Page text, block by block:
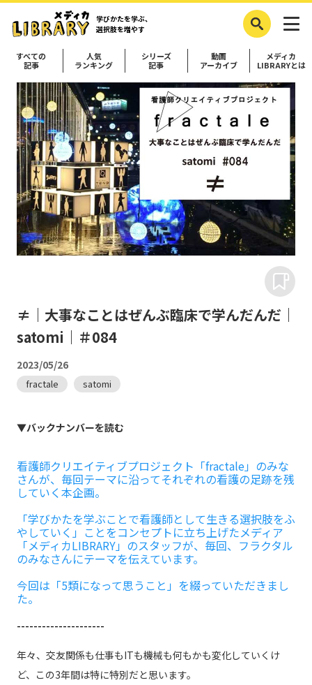
学びかたを学ぶ、
選択肢を増やす
すべての
記事
人気
ランキング
シリーズ
記事
動画
アーカイブ
メディカ
LIBRARYとは
≠｜大事なことはぜんぶ臨床で学んだんだ｜
satomi｜＃084
2023/05/26
fractale satomi
▼バックナンバーを読む
看護師クリエイティブプロジェクト「fractale」のみな
さんが、毎回テーマに沿ってそれぞれの看護の足跡を残
していく本企画。
「学びかたを学ぶことで看護師として生きる選択肢をふ
やしていく」ことをコンセプトに立ち上げたメディア
「メディカLIBRARY」のスタッフが、毎回、フラクタル
のみなさんにテーマを伝えています。
今回は「5類になって思うこと」を綴っていただきまし
た。
---------------------
年々、交友関係も仕事もITも機械も何もかも変化していくけ
ど、この3年間は特に特別だと思います。